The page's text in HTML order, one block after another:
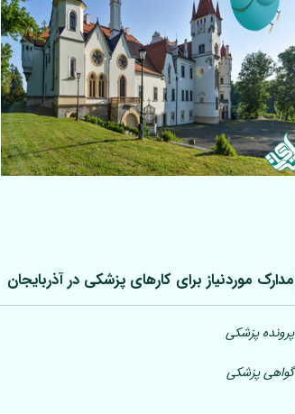
مدارک موردنیاز برای کارهای پزشکی در آذربایجان
پرونده پزشکی
گواهی پزشکی